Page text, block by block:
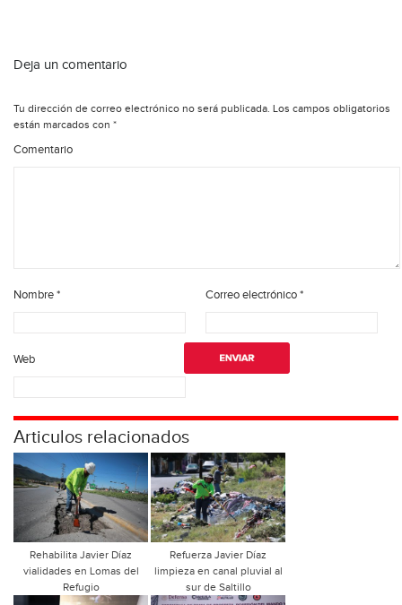
Deja un comentario
Tu dirección de correo electrónico no será publicada. Los campos obligatorios
están marcados con *
Comentario
Nombre* Correo electrónico*
Web
Articulos relacionados
Rehabilita Javier Díaz
vialidades en Lomas del
Refugio
Refuerza Javier Díaz
limpieza en canal pluvial al
sur de Saltillo